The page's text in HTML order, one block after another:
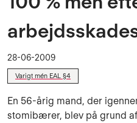
28-06-2009
Varigt mén EAL §4
En 56-årig mand, der
stomibærer, blev på grund